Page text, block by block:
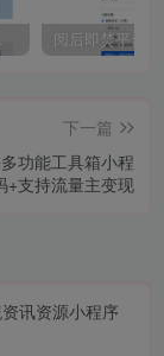
言版本
下一篇
功能工具箱小程
+支持流量主变现
讯资源小程序